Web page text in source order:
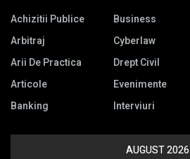
Achizitii Publice
Arbitraj
Arii De Practica
Articole
Banking
Business
Cyberlaw
Drept Civil
Evenimente
Interviuri
AUGUST 2026